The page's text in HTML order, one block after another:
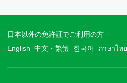
日本以外の免許証でご利用の方
English
中文・繁體 한국어 ภาษาไทย